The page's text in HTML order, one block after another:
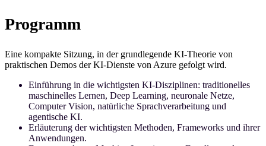
Programm
Eine kompakte Sitzung, in der grundlegende KI-Theorie von
praktischen Demos der KI-Dienste von Azure gefolgt wird.
Einführung in die wichtigsten KI-Disziplinen: traditionelles
maschinelles Lernen, Deep Learning, neuronale Netze,
Computer Vision, natürliche Sprachverarbeitung und
agentische KI.
Erläuterung der wichtigsten Methoden, Frameworks und ihrer
Anwendungen.